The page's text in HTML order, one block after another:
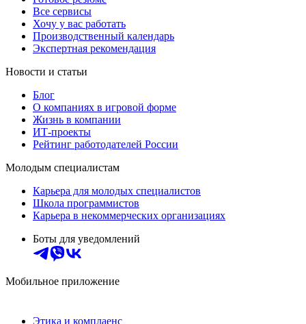
Все сервисы
Хочу у вас работать
Производственный календарь
Экспертная рекомендация
Новости и статьи
Блог
О компаниях в игровой форме
Жизнь в компании
ИТ-проекты
Рейтинг работодателей России
Молодым специалистам
Карьера для молодых специалистов
Школа программистов
Карьера в некоммерческих организациях
Боты для уведомлений
Мобильное приложение
Этика и комплаенс